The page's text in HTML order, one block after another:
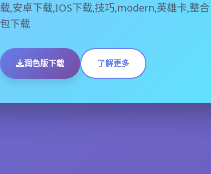
载,安卓下载,IOS下载,技巧,modern,英雄卡,整合
包下载
润色版下载 了解更多